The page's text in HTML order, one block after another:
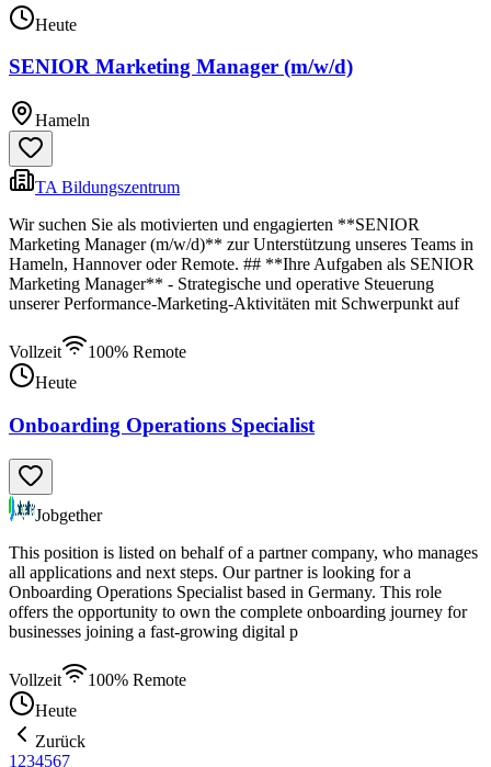
Heute
SENIOR Marketing Manager (m/w/d)
Hameln
TA Bildungszentrum
Wir suchen Sie als motivierten und engagierten **SENIOR
Marketing Manager (m/w/d)** zur Unterstützung unseres Teams in
Hameln, Hannover oder Remote. ## **Ihre Aufgaben als SENIOR
Marketing Manager** - Strategische und operative Steuerung
unserer Performance-Marketing-Aktivitäten mit Schwerpunkt auf
Vollzeit
100% Remote
Heute
Onboarding Operations Specialist
Jobgether
This position is listed on behalf of a partner company, who manages
all applications and next steps. Our partner is looking for a
Onboarding Operations Specialist based in Germany. This role
offers the opportunity to own the complete onboarding journey for
businesses joining a fast-growing digital p
Vollzeit
100% Remote
Heute
Zurück
1 234567